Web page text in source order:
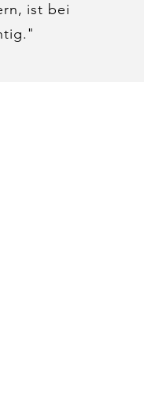
ist bei